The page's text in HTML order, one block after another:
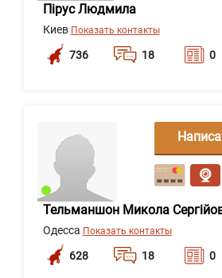
Пірус Людмила
Киев Показать контакты
736 18 0
Тельманшон Микола
Одесса Показать контакты
628 18 0